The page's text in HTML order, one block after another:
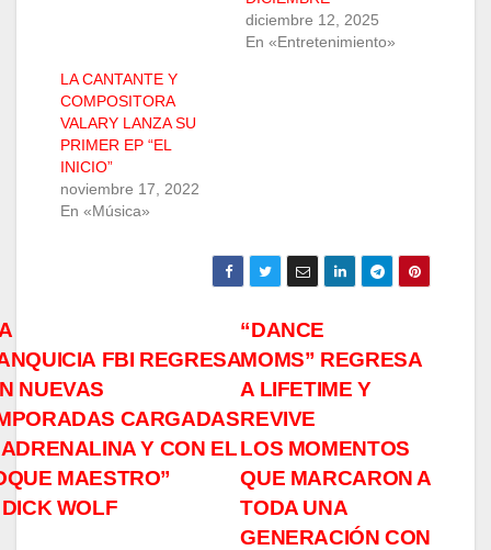
diciembre 12, 2025
En «Entretenimiento»
LA CANTANTE Y
COMPOSITORA
VALARY LANZA SU
PRIMER EP “EL
INICIO”
noviembre 17, 2022
En «Música»
Navegación
de
entradas
“DANCE
MOMS” REGRESA
A LIFETIME Y
REVIVE
LOS MOMENTOS
QUE MARCARON A
TODA UNA
GENERACIÓN CON
FBI REGRESA
NUEVAS
CARGADAS
Y CON EL
MAESTRO”
WOLF